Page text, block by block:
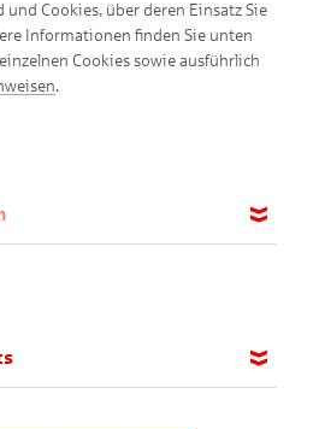
Cookies, über deren Einsatz Sie
Informationen finden Sie unten
Cookies sowie ausführlich
.